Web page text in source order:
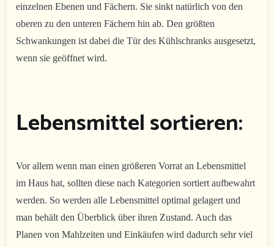
einzelnen Ebenen und Fächern. Sie sinkt natürlich von den
oberen zu den unteren Fächern hin ab. Den größten
Schwankungen ist dabei die Tür des Kühlschranks ausgesetzt,
wenn sie geöffnet wird.
Lebensmittel sortieren:
Vor allem wenn man einen größeren Vorrat an Lebensmittel
im Haus hat, sollten diese nach Kategorien sortiert aufbewahrt
werden. So werden alle Lebensmittel optimal gelagert und
man behält den Überblick über ihren Zustand. Auch das
Planen von Mahlzeiten und Einkäufen wird dadurch sehr viel